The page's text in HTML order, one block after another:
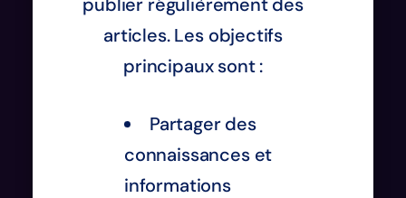
articles. Les objectifs
principaux sont :
Partager des
connaissances et
informations